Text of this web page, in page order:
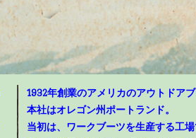
1932年創業のアメリカのアウトドア
本社はオレゴン州ポートランド。
当初は、ワークブーツを生産する工